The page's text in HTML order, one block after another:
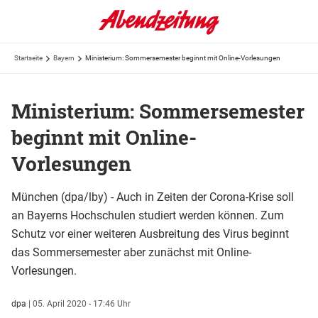
Startseite Bayern Ministerium: Sommersemester beginnt mit Online-Vorlesungen
Ministerium: Sommersemester
beginnt mit Online-
Vorlesungen
München (dpa/lby) - Auch in Zeiten der Corona-Krise soll
an Bayerns Hochschulen studiert werden können. Zum
Schutz vor einer weiteren Ausbreitung des Virus beginnt
das Sommersemester aber zunächst mit Online-
Vorlesungen.
dpa | 05. April 2020 - 17:46 Uhr